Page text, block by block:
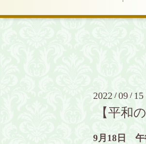
2022 /09 /
【平和
9月18日 午